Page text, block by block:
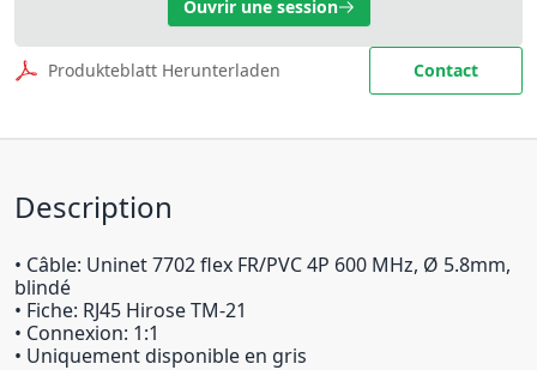
Ouvrir une session
Produkteblatt Herunterladen Contact
Description
• Câble: Uninet 7702 flex FR/PVC 4P 600 MHz, Ø 5.8mm,
blindé
• Fiche: RJ45 Hirose TM-21
• Connexion: 1:1
• Uniquement disponible en gris